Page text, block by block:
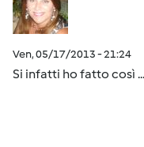
Ven, 05/17/2013 - 21:24
Si infatti ho fatto così